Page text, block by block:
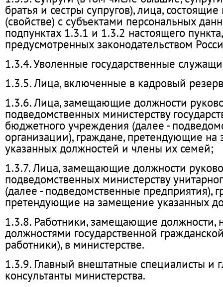
братья и сестры супругов), лица, состоящие
(свойстве) с субъектами персональных
подпунктах 1.3.1 и 1.3.2 настоящего
предусмотренных законодательством
1.3.4. Уволенные государственные
1.3.5. Лица, включенные в кадровый
1.3.6. Лица, замещающие должности
подведомственных министерству
бюджетного учреждения (далее -
организации), граждане, претендующие
указанных должностей и члены их семей;
1.3.7. Лица, замещающие должности
подведомственных министерству
(далее - подведомственные предприятия),
претендующие на замещение указанных
1.3.8. Работники, замещающие должности,
должностями государственной
работники), в министерстве.
1.3.9. Главный внештатные специалисты и
консультанты министерства.